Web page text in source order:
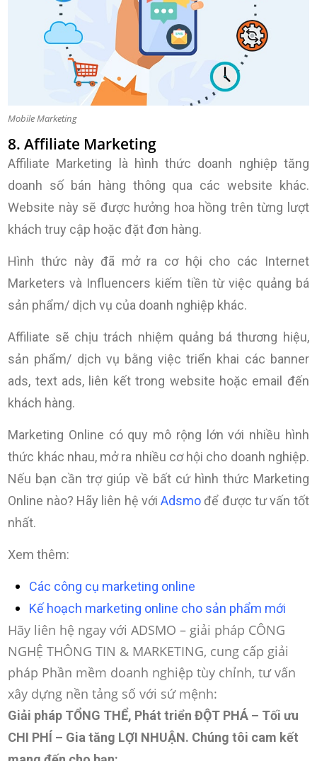
Mobile Marketing
8. Affiliate Marketing
Affiliate Marketing là hình thức doanh nghiệp tăng
doanh số bán hàng thông qua các website khác.
Website này sẽ được hưởng hoa hồng trên từng lượt
khách truy cập hoặc đặt đơn hàng.
Hình thức này đã mở ra cơ hội cho các Internet
Marketers và Influencers kiếm tiền từ việc quảng bá
sản phẩm/ dịch vụ của doanh nghiệp khác.
Affiliate sẽ chịu trách nhiệm quảng bá thương hiệu,
sản phẩm/ dịch vụ bằng việc triển khai các banner
ads, text ads, liên kết trong website hoặc email đến
khách hàng.
Marketing Online có quy mô rộng lớn với nhiều hình
thức khác nhau, mở ra nhiều cơ hội cho doanh nghiệp.
Nếu bạn cần trợ giúp về bất cứ hình thức Marketing
Online nào? Hãy liên hệ vớiAdsmo để được tư vấn tốt
nhất.
Xem thêm:
Các công cụ marketing online
Kế hoạch marketing online cho sản phẩm mới
Hãy liên hệ ngay với ADSMO – giải pháp CÔNG
NGHỆ THÔNG TIN & MARKETING, cung cấp giải
pháp Phần mềm doanh nghiệp tùy chỉnh, tư vấn
xây dựng nền tảng số với sứ mệnh:
Giải pháp TỔNG THỂ, Phát triển ĐỘT PHÁ – Tối ưu
CHI PHÍ – Gia tăng LỢI NHUẬN. Chúng tôi cam kết